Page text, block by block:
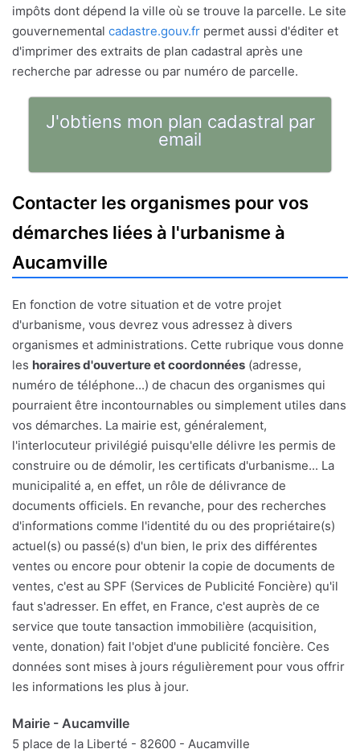
impôts dont dépend la ville où se trouve la parcelle. Le site
gouvernemental cadastre.gouv.fr permet aussi d'éditer et
d'imprimer des extraits de plan cadastral après une
recherche par adresse ou par numéro de parcelle.
J'obtiens mon plan cadastral par
email
Contacter les organismes pour vos
démarches liées à l'urbanisme à
Aucamville
En fonction de votre situation et de votre projet
d'urbanisme, vous devrez vous adressez à divers
organismes et administrations. Cette rubrique vous donne
les horaires d'ouverture et coordonnées (adresse,
numéro de téléphone...) de chacun des organismes qui
pourraient être incontournables ou simplement utiles dans
vos démarches. La mairie est, généralement,
l'interlocuteur privilégié puisqu'elle délivre les permis de
construire ou de démolir, les certificats d'urbanisme... La
municipalité a, en effet, un rôle de délivrance de
documents officiels. En revanche, pour des recherches
d'informations comme l'identité du ou des propriétaire(s)
actuel(s) ou passé(s) d'un bien, le prix des différentes
ventes ou encore pour obtenir la copie de documents de
ventes, c'est au SPF (Services de Publicité Foncière) qu'il
faut s'adresser. En effet, en France, c'est auprès de ce
service que toute tansaction immobilière (acquisition,
vente, donation) fait l'objet d'une publicité foncière. Ces
données sont mises à jours régulièrement pour vous offrir
les informations les plus à jour.
Mairie - Aucamville
5 place de la Liberté - 82600 - Aucamville